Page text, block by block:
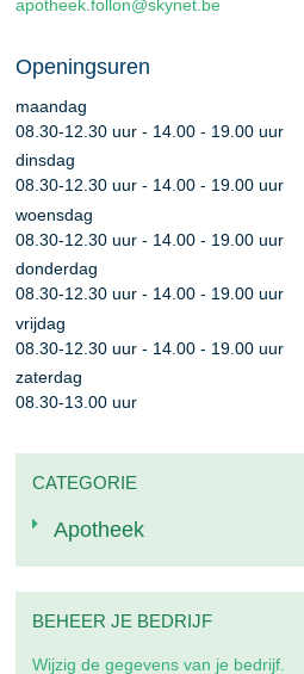
apotheek.follon@skynet.be
Openingsuren
maandag
08.30-12.30 uur - 14.00 - 19.00 uur
dinsdag
08.30-12.30 uur - 14.00 - 19.00 uur
woensdag
08.30-12.30 uur - 14.00 - 19.00 uur
donderdag
08.30-12.30 uur - 14.00 - 19.00 uur
vrijdag
08.30-12.30 uur - 14.00 - 19.00 uur
zaterdag
08.30-13.00 uur
CATEGORIE
Apotheek
BEHEER JE BEDRIJF
Wijzig de gegevens van je bedrijf.